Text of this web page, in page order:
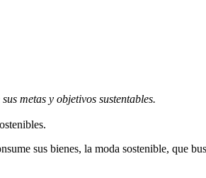
metas y objetivos sustentables.
sus bienes, la moda sostenible, que